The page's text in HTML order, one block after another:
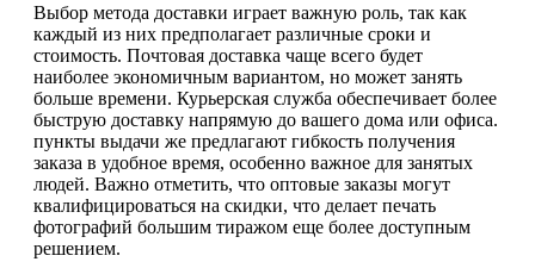
Выбор метода доставки играет важную роль, так как
каждый из них предполагает различные сроки и
стоимость. Почтовая доставка чаще всего будет
наиболее экономичным вариантом, но может занять
больше времени. Курьерская служба обеспечивает более
быструю доставку напрямую до вашего дома или офиса.
пункты выдачи же предлагают гибкость получения
заказа в удобное время, особенно важное для занятых
людей. Важно отметить, что оптовые заказы могут
квалифицироваться на скидки, что делает печать
фотографий большим тиражом еще более доступным
решением.